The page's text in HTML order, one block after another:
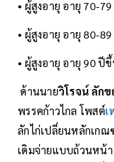
• ผู้สูงอายุ อายุ 70-
• ผู้สูงอายุ อายุ 80-
• ผู้สูงอายุ อายุ 90 ปี
ด้านนายวิโรจน์ ลัก
พรรคก้าวไกล โพสต์
ลักไก่เปลี่ยนหลักเกณ
เดิมจ่ายแบบถ้วนหน้